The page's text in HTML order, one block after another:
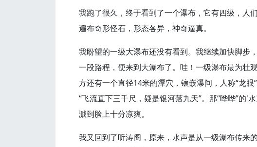
我跑了很久，终于看到了一个瀑布，它有四级，人
遍布奇形怪石，形态各异，神奇逼真。
我盼望的一级大瀑布还没有看到。我继续加快脚步
一段路程，便来到大瀑布了。哇！一级瀑布最为壮
方还有一个直径14米的潭穴，镶嵌瀑间，人称“龙
“飞流直下三千尺，疑是银河落九天”。那“哗哗”的'
溅到脸上十分凉爽。
我又回到了听涛阁，原来，水声是从一级瀑布传来